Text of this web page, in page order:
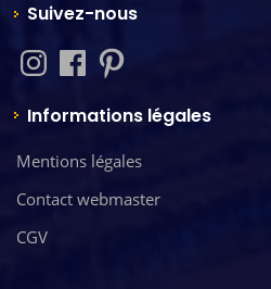
Suivez-nous
Informations légales
Mentions légales
Contact webmaster
CGV